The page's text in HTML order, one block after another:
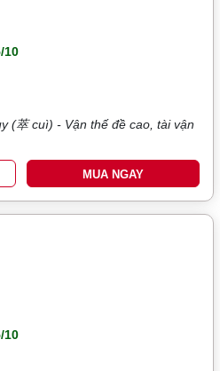
10
(萃 cuì) - Vận thế đề cao, tài vận
MUA NGAY
10